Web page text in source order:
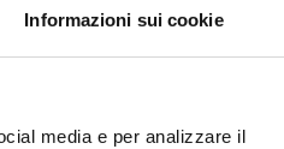
Informazioni sui cookie
media e per analizzare il